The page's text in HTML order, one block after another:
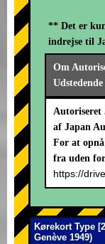
** Det er
indrejse til
Om
Autoriseret
af Japan
For at
fra uden
https://
Kørekort Type
Genève 1949)